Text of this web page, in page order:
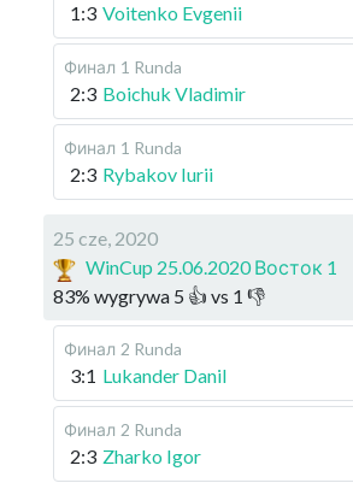
1:3 Voitenko Evgenii
Финал 1 Runda
2:3 Boichuk Vladimir
Финал 1 Runda
2:3 Rybakov Iurii
25 cze, 2020
WinCup 25.06.2020 Восток 1
83% wygrywa 5 👍 vs 1 👎
Финал 2 Runda
3:1 Lukander Danil
Финал 2 Runda
2:3 Zharko Igor